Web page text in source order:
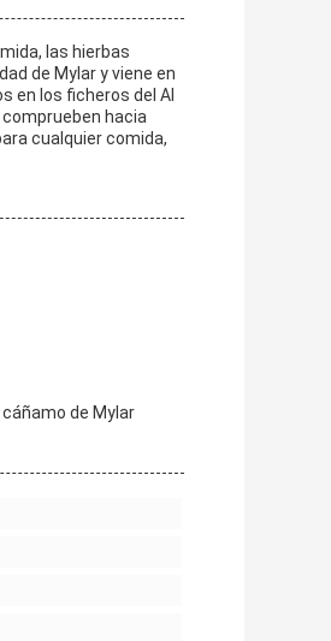
las hierbas
de Mylar y viene en
en los ficheros del AI
hacia
cualquier comida,
de Mylar